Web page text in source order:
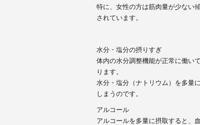
特に、女性の方は筋肉量が少ない
されています。
水分・塩分の摂りすぎ
体内の水分調整機能が正常に働い
ります。
水分・塩分（ナトリウム）を多量
しまうのです。
アルコール
アルコールを多量に摂取すると、